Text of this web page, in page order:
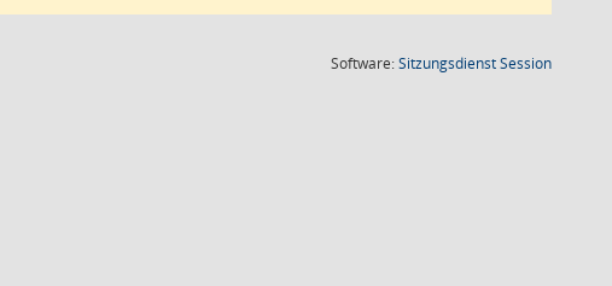
Software:SitzungsdienstSession(Wird in